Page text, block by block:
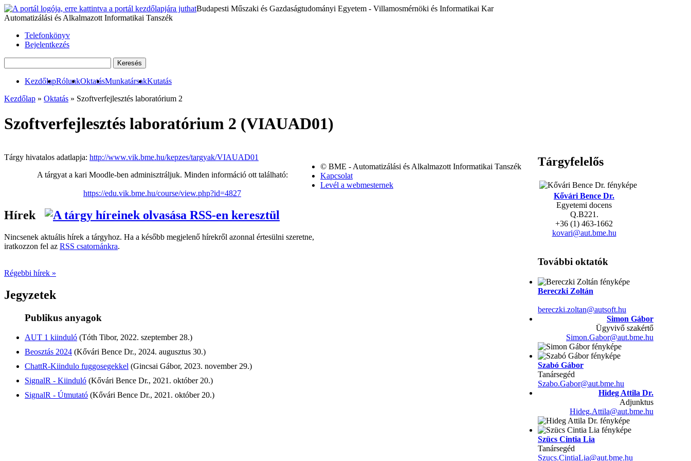
Budapesti Műszaki és Gazdaságtudományi Egyetem - Villamosmérnöki és Informatikai Kar
Automatizálási és Alkalmazott Informatikai Tanszék
Telefonkönyv
Bejelentkezés
KezdőlapRólunkOktatásMunkatársakKutatás
Kezdőlap » Oktatás » Szoftverfejlesztés laboratórium 2
Szoftverfejlesztés laboratórium 2 (VIAUAD01)
Tárgyfelelős
Kővári Bence Dr.
Egyetemi docens
Q.B221.
+36 (1) 463-1662
kovari@aut.bme.hu
További oktatók
Bereczki Zoltán
bereczki.zoltan@autsoft.hu
Simon Gábor
Ügyvivő szakértő
Simon.Gabor@aut.bme.hu
Szabó Gábor
Tanársegéd
Szabo.Gabor@aut.bme.hu
Hideg Attila Dr.
Adjunktus
Hideg.Attila@aut.bme.hu
Szücs Cintia Lia
Tanársegéd
Szucs.CintiaLia@aut.bme.hu
Tárgy hivatalos adatlapja: http://www.vik.bme.hu/kepzes/targyak/VIAUAD01
A tárgyat a kari Moodle-ben adminisztráljuk. Minden információ ott található:
https://edu.vik.bme.hu/course/view.php?id=4827
Hírek
Nincsenek aktuális hírek a tárgyhoz. Ha a később megjelenő hírekről azonnal értesülni szeretne,
iratkozzon fel az RSS csatornánkra.
Régebbi hírek »
Jegyzetek
Publikus anyagok
AUT 1 kiinduló (Tóth Tibor, 2022. szeptember 28.)
Beosztás 2024 (Kővári Bence Dr., 2024. augusztus 30.)
ChattR-Kiindulo fuggosegekkel (Gincsai Gábor, 2023. november 29.)
SignalR - Kiinduló (Kővári Bence Dr., 2021. október 20.)
SignalR - Útmutató (Kővári Bence Dr., 2021. október 20.)
© BME - Automatizálási és Alkalmazott Informatikai Tanszék
Kapcsolat
Levél a webmesternek